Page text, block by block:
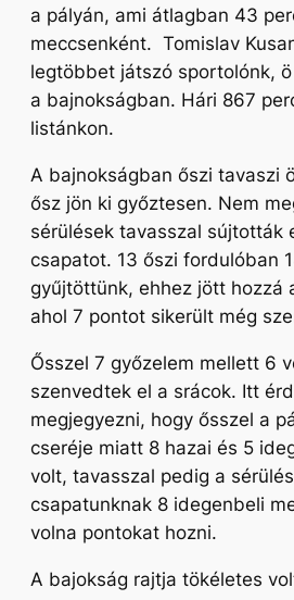
a pályán, ami átlagban 43
meccsenként. Tomislav
legtöbbet játszó sportolónk,
a bajnokságban. Hári 867
listánkon.
A bajnokságban őszi tavaszi
ősz jön ki győztesen. Nem
sérülések tavasszal sújtották
csapatot. 13 őszi fordulóban
gyűjtöttünk, ehhez jött hozzá
ahol 7 pontot sikerült még
Ősszel 7 győzelem mellett 6
szenvedtek el a srácok. Itt
megjegyezni, hogy ősszel a
cseréje miatt 8 hazai és 5
volt, tavasszal pedig a
csapatunknak 8 idegenbeli
volna pontokat hozni.
A bajokság rajtja tökéletes